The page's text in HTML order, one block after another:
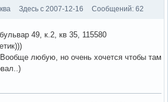
Здесь с 2007-12-16 Сообщений: 62
49, к.2, кв 35, 115580
Вообще любую, но очень хочется чтобы там